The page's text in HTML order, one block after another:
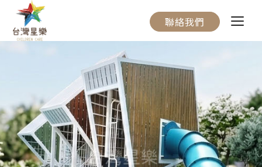
聯絡我們
關於我們
服務流程
產品介紹